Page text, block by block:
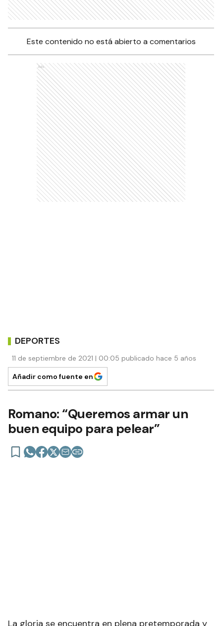
Este contenido no está abierto a comentarios
Ads
DEPORTES
11 de septiembre de 2021 | 00:05 publicado hace 5 años
Añadir como fuente en
Romano: “Queremos armar un
buen equipo para pelear”